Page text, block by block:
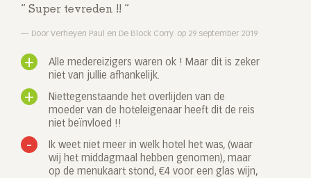
Super tevreden !!
Door Verheyen Paul en De Block Corry. op 29 september 2019
Alle medereizigers waren ok ! Maar dit is zeker
niet van jullie afhankelijk.
Niettegenstaande het overlijden van de
moeder van de hoteleigenaar heeft dit de reis
niet beïnvloed !!
Ik weet niet meer in welk hotel het was, (waar
wij het middagmaal hebben genomen), maar
op de menukaart stond, €4 voor een glas wijn,